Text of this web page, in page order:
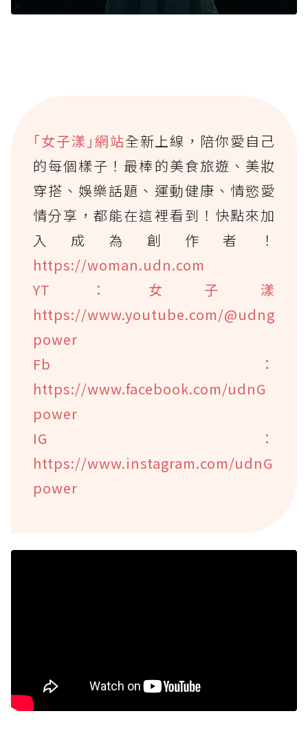
｢女子漾｣網站全新上線，陪你愛自己
的每個樣子！最棒的美食旅遊、美妝
穿搭、娛樂話題、運動健康、情慾愛
情分享，都能在這裡看到！快點來加
入成為創作者！
https://woman.udn.com
YT：女子漾
https://www.youtube.com/@udng
power
Fb：
https://www.facebook.com/udnG
power
IG：
https://www.instagram.com/udnG
power